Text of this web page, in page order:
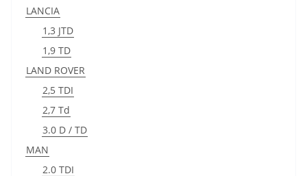
LANCIA
1,3 JTD
1,9 TD
LAND ROVER
2,5 TDI
2,7 Td
3.0 D / TD
MAN
2.0 TDI